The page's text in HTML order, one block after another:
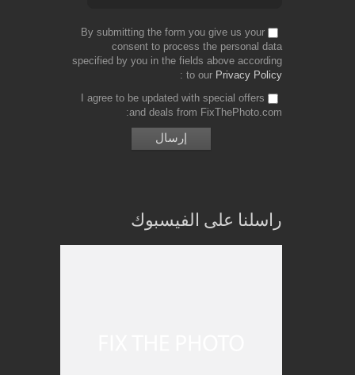
By submitting the form you give us your
consent to process the personal data
specified by you in the fields above according
to our Privacy Policy
I agree to be updated with special offers
and deals from FixThePhoto.com
راسلنا على الفيسبوك